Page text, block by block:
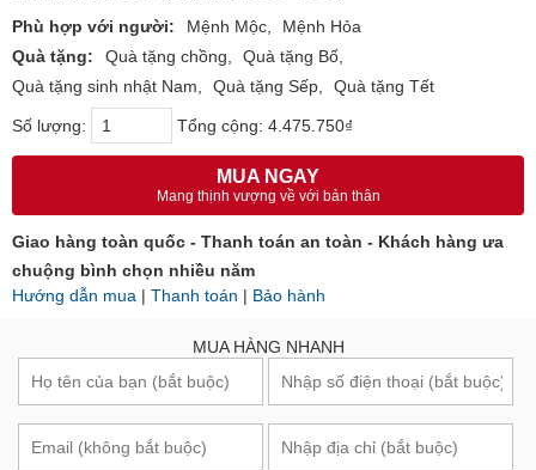
Phù hợp với người:
Mệnh Mộc
Mệnh Hỏa
Quà tặng:
Quà tặng chồng
Quà tặng Bố
Quà tặng sinh nhật Nam
Quà tặng Sếp Quà tặng Tết
Số lượng: Tổng cộng: 4.475.750₫
MUA NGAY
Mang thịnh vượng về với bản thân
Giao hàng toàn quốc - Thanh toán an toàn - Khách hàng ưa
chuộng bình chọn nhiều năm
Hướng dẫn mua | Thanh toán | Bảo hành
MUA HÀNG NHANH